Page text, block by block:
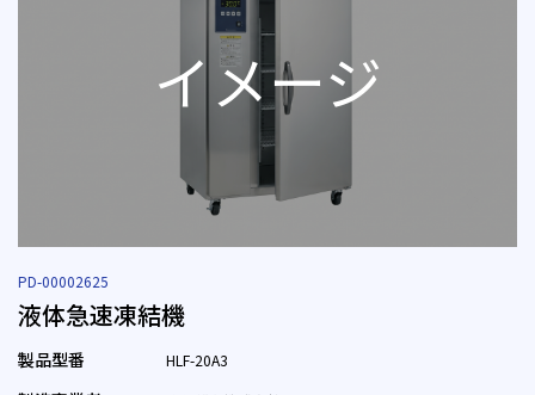
PD-00002625
液体急速凍結機
製品型番 HLF-20A3